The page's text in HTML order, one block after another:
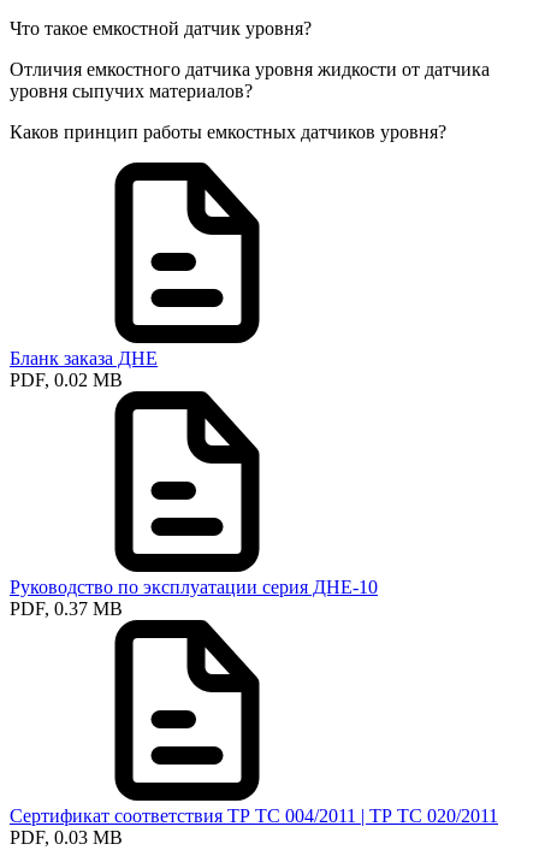
Что такое емкостной датчик уровня?
Отличия емкостного датчика уровня жидкости от датчика
уровня сыпучих материалов?
Каков принцип работы емкостных датчиков уровня?
Бланк заказа ДНЕ
PDF, 0.02 MB
Руководство по эксплуатации серия ДНЕ-10
PDF, 0.37 MB
Сертификат соответствия ТР ТС 004/2011 | ТР ТС 020/2011
PDF, 0.03 MB